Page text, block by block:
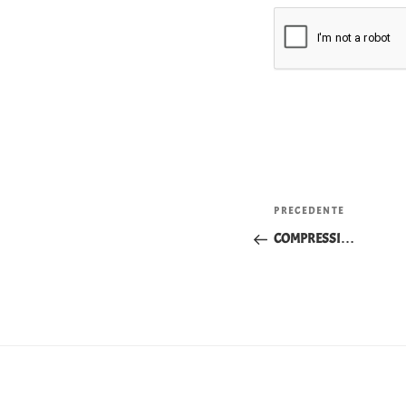
articoli
Articolo
precedente:
PRECEDENTE
COMPRESSI…